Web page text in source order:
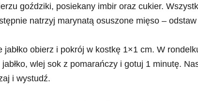
goździki, posiekany imbir oraz cukier.
natrzyj marynatą osuszone mięso –
jabłko obierz i pokrój w kostkę 1×1 cm. W
wlej sok z pomarańczy i gotuj 1 minutę.
i wystudź.